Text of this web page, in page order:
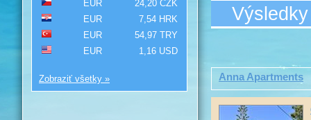
Anna Apartments
EUR
24,20 CZK
EUR
7,54 HRK
EUR
54,97 TRY
EUR
1,16 USD
Zobraziť všetky »